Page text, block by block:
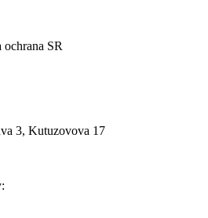
SR
3, Kutuzovova 17